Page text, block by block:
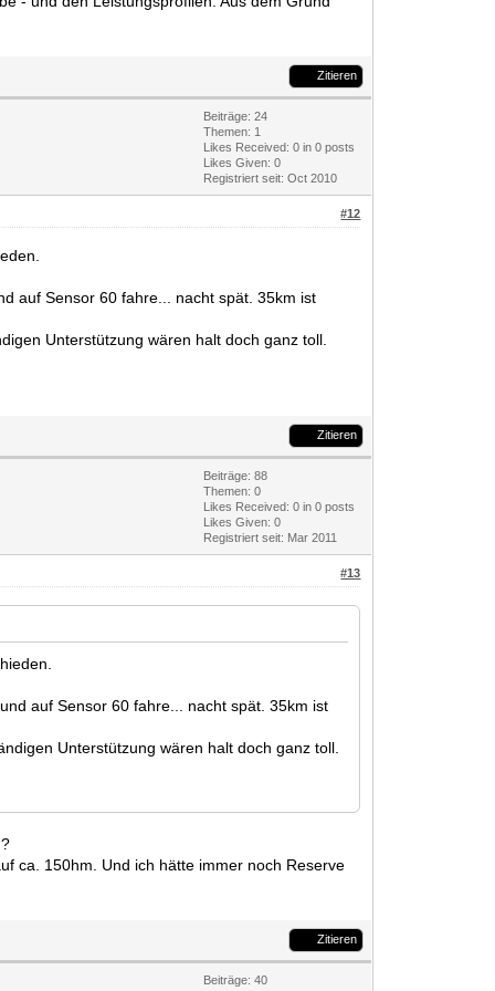
Zitieren
Beiträge: 24
Themen: 1
Likes Received:0 in 0 posts
Likes Given: 0
Registriert seit: Oct 2010
#12
auf Sensor 60 fahre... nacht spät. 35km ist
Unterstützung wären halt doch ganz toll.
Zitieren
Beiträge: 88
Themen: 0
Likes Received:0 in 0 posts
Likes Given: 0
Registriert seit: Mar 2011
#13
auf Sensor 60 fahre... nacht spät. 35km ist
Unterstützung wären halt doch ganz toll.
ca. 150hm. Und ich hätte immer noch Reserve
Zitieren
Beiträge: 40